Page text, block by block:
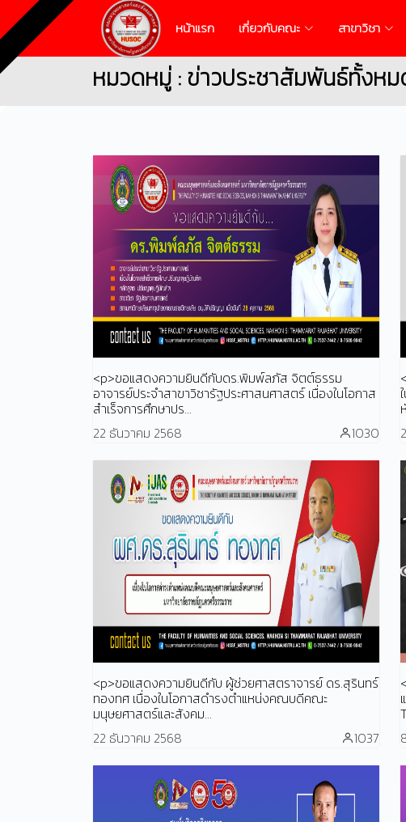
หน้าแรก เกี่ยวกับคณะ สาขาวิชา
หมวดหมู่ : ข่าวประชาสัมพันธ์ทั้งห
<p>ขอแสดงความยินดีกับดร.พิมพ์ลภัส จิตต์ธรรม
อาจารย์ประจำสาขาวิชารัฐประศาสนศาสตร์ เนื่องในโอกาส
สำเร็จการศึกษาปร...
22 ธันวาคม 2568
1030
<p>ขอแสดงความยินดีกับ ผู้ช่วยศาสตราจารย์ ดร.สุรินทร์
ทองทศ เนื่องในโอกาสดำรงตำแหน่งคณบดีคณะ
มนุษยศาสตร์และสังคม...
22 ธันวาคม 2568
1037